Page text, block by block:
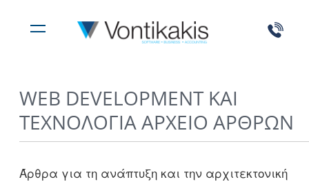
WEB DEVELOPMENT ΚΑΙ
ΤΕΧΝΟΛΟΓΊΑ ΑΡΧΕΊΟ ΆΡΘΡΩΝ
Άρθρα για τη ανάπτυξη και την αρχιτεκτονική